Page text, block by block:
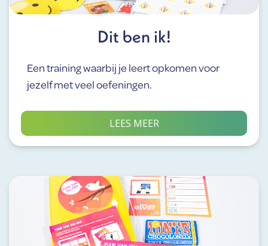
Dit ben ik!
Een training waarbij je leert opkomen voor
jezelf met veel oefeningen.
LEES MEER